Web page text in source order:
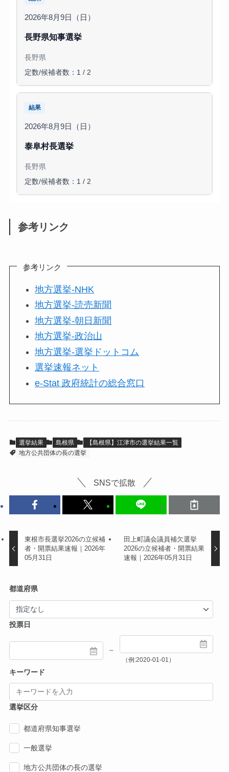
2026年8月9日（日）
長野県知事選挙
長野県
定数/候補者数：1 / 2
結果
2026年8月9日（日）
泰阜村長選挙
長野県
定数/候補者数：1 / 2
参考リンク
参考リンク
地方選挙-NHK
地方選挙-読売新聞
地方選挙-朝日新聞
地方選挙-政治山
地方選挙-選挙ドットコム
選挙速報ネット
e-Stat 政府統計の総合窓口
選挙結果 島根県
【島根県】江津市の選挙結果一覧
地方公共団体の長の選挙
SNSで拡散
東根市長選挙2026の立候補
者・開票結果速報｜2026年
05月31日
田上町議会議員補欠選挙
2026の立候補者・開票結果
速報｜2026年05月31日
都道府県
投票日
～
（例:2020-01-01）
キーワード
選挙区分
都道府県知事選挙
一般選挙
地方公共団体の長の選挙